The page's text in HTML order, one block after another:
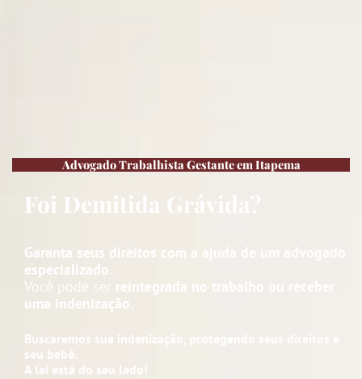
Advogado Trabalhista Gestante em Itapema
Foi Demitida Grávida?
Garanta seus direitos com a ajuda de um advogado
especializado.
Você pode ser reintegrada no trabalho ou receber
uma indenização.
Buscaremos sua indenização, protegendo seus direitos e
seu bebê.
A lei está do seu lado!